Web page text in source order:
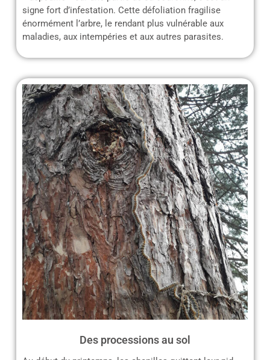
signe fort d’infestation. Cette défoliation fragilise
énormément l’arbre, le rendant plus vulnérable aux
maladies, aux intempéries et aux autres parasites.
Des processions au sol